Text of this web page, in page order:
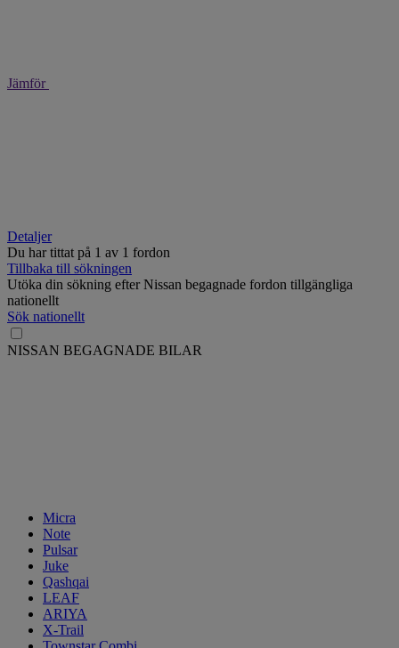
Jämför
Detaljer
Du har tittat på 1 av 1 fordon
Tillbaka till sökningen
Utöka din sökning efter Nissan begagnade fordon tillgängliga
nationellt
Sök nationellt
NISSAN BEGAGNADE BILAR
Micra
Note
Pulsar
Juke
Qashqai
LEAF
ARIYA
X-Trail